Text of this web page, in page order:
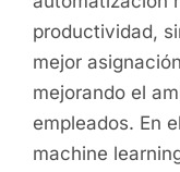
productividad,
mejor
mejorando el
empleados. En
machine